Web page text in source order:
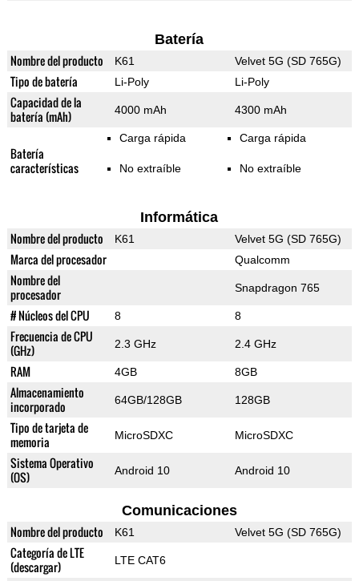
Batería
Nombre del producto K61 Velvet 5G (SD 765G)
Tipo de batería Li-Poly Li-Poly
Capacidad de la
batería (mAh)
4000 mAh 4300 mAh
Batería
características
Carga rápida
No extraíble
Carga rápida
No extraíble
Informática
Nombre del producto K61 Velvet 5G (SD 765G)
Marca del procesador Qualcomm
Nombre del
procesador
Snapdragon 765
# Núcleos del CPU 8 8
Frecuencia de CPU
(GHz)
2.3 GHz 2.4 GHz
RAM 4GB 8GB
Almacenamiento
incorporado
64GB/128GB 128GB
Tipo de tarjeta de
memoria
MicroSDXC MicroSDXC
Sistema Operativo
(OS)
Android 10 Android 10
Comunicaciones
Nombre del producto K61 Velvet 5G (SD 765G)
Categoría de LTE
(descargar)
LTE CAT6